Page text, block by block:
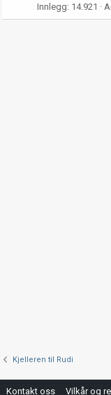
Innlegg 14.921
Kjelleren til Rudi
Kontakt oss Vilkår og